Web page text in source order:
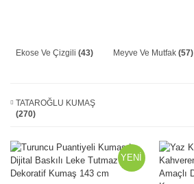
Ekose Ve Çizgili(43) Meyve Ve Mutfak(57)
TATAROĞLU KUMAŞ
(270)
YENİ